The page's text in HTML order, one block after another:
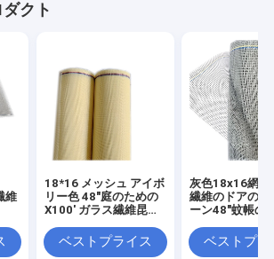
クト
維
18*16 メッシュ アイボ
リー色 48"庭のための
X100' ガラス繊維昆虫
ベストプライス
灰色18x16網の
繊維のドアの窓
ーン48"蚊帳の
ベストプラ